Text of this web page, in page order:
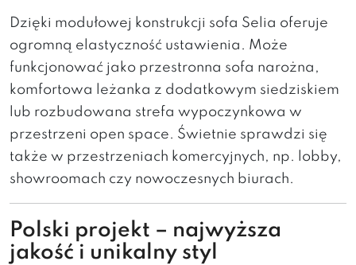
Dzięki modułowej konstrukcji sofa Selia oferuje
ogromną elastyczność ustawienia. Może
funkcjonować jako przestronna sofa narożna,
komfortowa leżanka z dodatkowym siedziskiem
lub rozbudowana strefa wypoczynkowa w
przestrzeni open space. Świetnie sprawdzi się
także w przestrzeniach komercyjnych, np. lobby,
showroomach czy nowoczesnych biurach.
Polski projekt – najwyższa
jakość i unikalny styl